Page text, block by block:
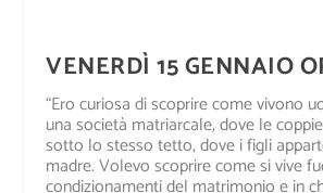
VENERDÌ 15 GENNAIO
“Ero curiosa di scoprire come vivono
una società matriarcale, dove le
sotto lo stesso tetto, dove i figli
madre. Volevo scoprire come si vive
condizionamenti del matrimonio e in